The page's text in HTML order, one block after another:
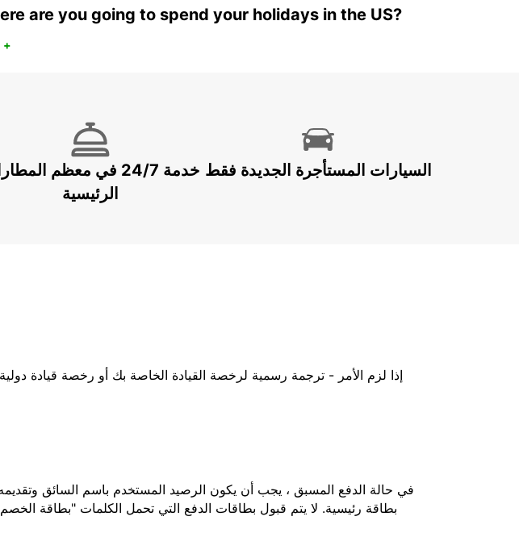
are you going to spend your holidays in the US?
+
خدمة 24/7 في معظم
الرئيسية
السيارات المستأجرة الجديدة فقط
إذا لزم الأمر - ترجمة رسمية لرخصة القيادة الخاصة بك أو رخصة قيادة
بطاقة رئيسية. لا يتم قبول بطاقات الدفع التي تحمل الكلمات "بطاقة